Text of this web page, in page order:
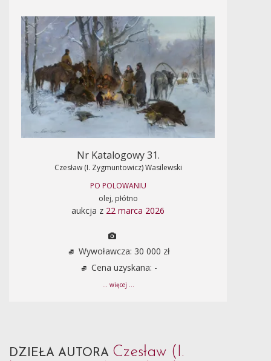
Nr Katalogowy 31.
Czesław (I. Zygmuntowicz) Wasilewski
PO POLOWANIU
olej, płótno
aukcja z 22 marca 2026
Wywoławcza: 30 000 zł
Cena uzyskana: -
... więcej ...
DZIEŁA AUTORA Czesław (I.